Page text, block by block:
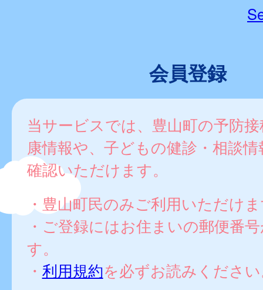
会員登録
当サービスでは、豊山町の予防
康情報や、子どもの健診・相談
確認いただけます。
・豊山町民のみご利用いただけ
・ご登録にはお住まいの郵便番
す。
・ 利用規約を必ずお読みくださ